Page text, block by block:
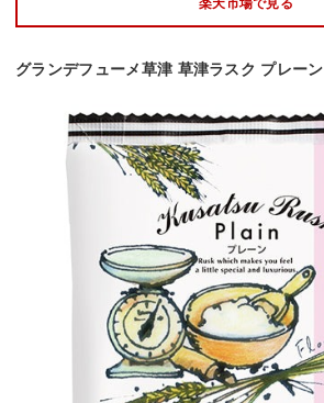
グランデフューメ草津 草津ラスク プレーン